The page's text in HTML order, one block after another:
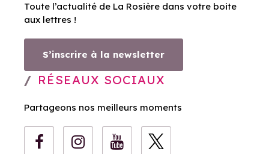
Toute l’actualité de La Rosière dans votre boite
aux lettres !
S’inscrire à la newsletter
RÉSEAUX SOCIAUX
Partageons nos meilleurs moments